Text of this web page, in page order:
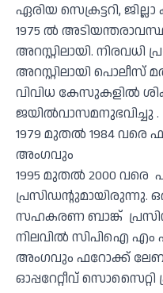
ഏരിയ സെക്രട്ടറി,
1975 ൽ
അറസ്റ്റിലായി.
അറസ്റ്റിലായി പൊലീസ്
വിവിധ കേസുകളിൽ
ജയിൽവാസമനുഭവിച്ചു .
1979 മുതൽ 1984
അംഗവും
1995 മുതൽ 2000 വരെ
സഹകരണ ബാങ്ക്
നിലവിൽ സിപിഐ എം
അംഗവും ഫറോക്ക്
ഓപ്പറേറ്റീവ്